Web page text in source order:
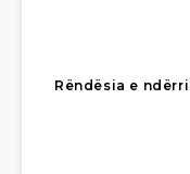
Rëndësia e